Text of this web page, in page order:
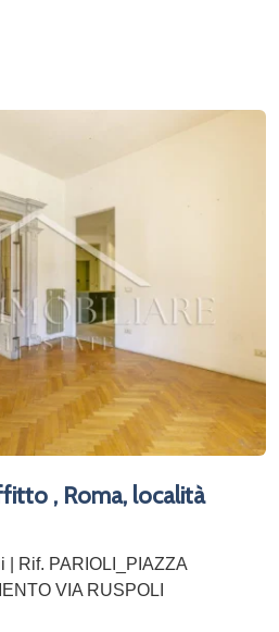
, Roma, località
| Rif. PARIOLI_PIAZZA
VIA RUSPOLI